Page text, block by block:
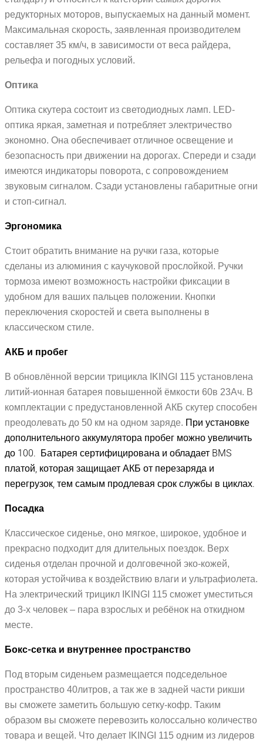
редукторных моторов, выпускаемых на данный момент.
Максимальная скорость, заявленная производителем
составляет 35 км/ч, в зависимости от веса райдера,
рельефа и погодных условий.
Оптика
Оптика скутера состоит из светодиодных ламп. LED-
оптика яркая, заметная и потребляет электричество
экономно. Она обеспечивает отличное освещение и
безопасность при движении на дорогах. Спереди и сзади
имеются индикаторы поворота, с сопровождением
звуковым сигналом. Сзади установлены габаритные огни
и стоп-сигнал.
Эргономика
Стоит обратить внимание на ручки газа, которые
сделаны из алюминия с каучуковой прослойкой. Ручки
тормоза имеют возможность настройки фиксации в
удобном для ваших пальцев положении. Кнопки
переключения скоростей и света выполнены в
классическом стиле.
АКБ и пробег
В обновлённой версии трицикла IKINGI 115 установлена
литий-ионная батарея повышенной ёмкости 60в 23Ач. В
комплектации с предустановленной АКБ скутер способен
преодолевать до 50 км на одном заряде. При установке
дополнительного аккумулятора пробег можно увеличить
до 100. Батарея сертифицирована и обладает BMS
платой, которая защищает АКБ от перезаряда и
перегрузок, тем самым продлевая срок службы в циклах.
Посадка
Классическое сиденье, оно мягкое, широкое, удобное и
прекрасно подходит для длительных поездок. Верх
сиденья отделан прочной и долговечной эко-кожей,
которая устойчива к воздействию влаги и ультрафиолета.
На электрический трицикл IKINGI 115 сможет уместиться
до 3-х человек – пара взрослых и ребёнок на откидном
месте.
Бокс-сетка и внутреннее пространство
Под вторым сиденьем размещается подседельное
пространство 40литров, а так же в задней части рикши
вы сможете заметить большую сетку-кофр. Таким
образом вы сможете перевозить колоссально количество
товара и вещей. Что делает IKINGI 115 одним из лидеров